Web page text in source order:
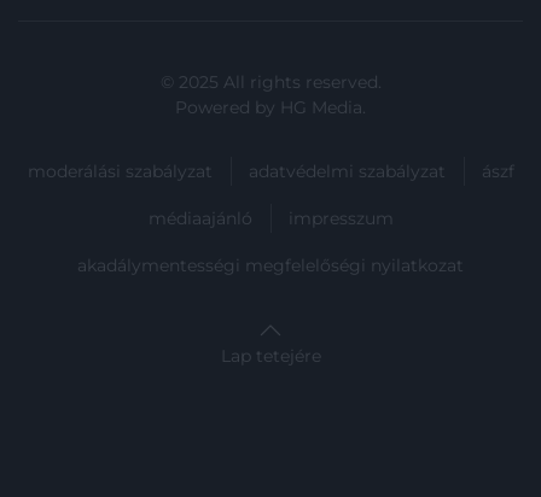
© 2025 All rights reserved.
Powered by HG Media
moderálási szabályzat adatvédelmi szabályzat ászf
médiaajánló impresszum
akadálymentességi megfelelőségi nyilatkozat
Lap tetejére